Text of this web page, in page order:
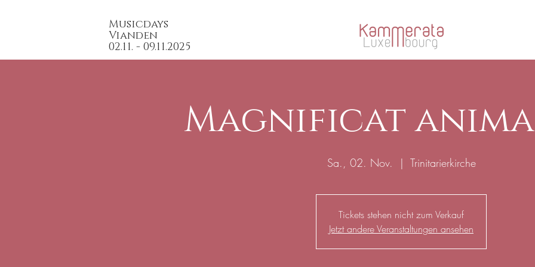
Musicdays
Vianden
02.11. - 09.11.2025
Magnificat anima
Sa., 02. Nov.
  |
Trinitarierkirche
Tickets stehen nicht zum Verkauf
Jetzt andere Veranstaltungen ansehen